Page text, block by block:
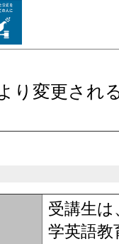
り変更され
受講生
学英語教